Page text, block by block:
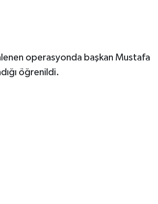
operasyonda başkan Mustafa
öğrenildi.